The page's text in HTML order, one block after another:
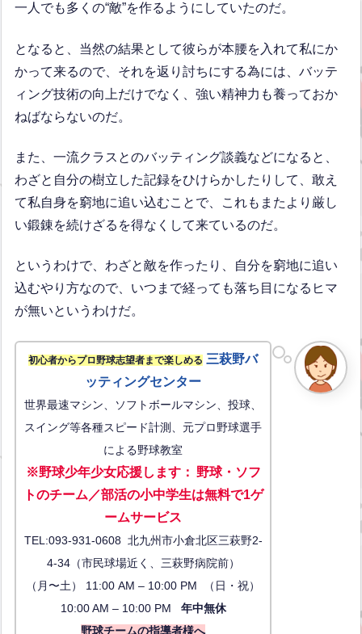
一人でも多くの“敵”を作るようにしていたのだ。
となると、当然の結果として彼らが本腰を入れて私にか
かって来るので、それを返り討ちにする為には、バッテ
ィング技術の向上だけでなく、強い精神力も養っておか
ねばならないのだ。
また、一流クラスとのバッティング談義などになると、
わざと自分の樹立した記録をひけらかしたりして、敢え
て私自身を窮地に追い込むことで、これもまたより厳し
い鍛錬を続けざるを得なくして来ているのだ。
というわけで、わざと敵を作ったり、自分を窮地に追い
込むやり方なので、いつまで経っても落ち目になるヒマ
が無いというわけだ。
初心者からプロ野球志望者まで楽しめる 三萩野バ
ッティングセンター
世界最速マシン、ソフトボールマシン、投球、
スイング等各種スピード計測、元プロ野球選手
による野球教室
※野球少年少女応援します： 野球・ソフ
トのチーム／部活の小中学生は無料で1ゲ
ームサービス
TEL:093-931-0608 北九州市小倉北区三萩野2-
4-34（市民球場近く、三萩野病院前）
（月〜土） 11:00 AM – 10:00 PM （日・祝）
10:00 AM – 10:00 PM 年中無休
野球チームの指導者様へ